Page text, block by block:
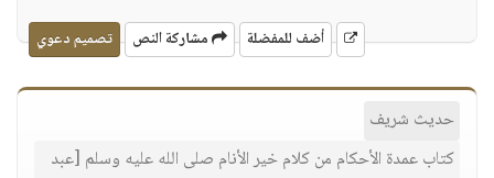
أضف للمفضلة مشاركة النص تصميم دعوي
حديث شريف
كتاب عمدة الأحكام من كلام خير الأنام صلى الله عليه وسلم [عبد